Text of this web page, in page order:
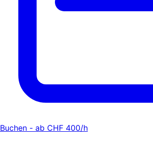
Buchen - ab CHF 400/h